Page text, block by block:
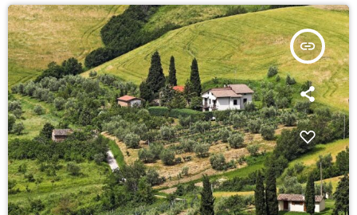
insert_link